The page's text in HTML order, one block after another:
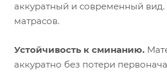
аккуратный и современный
матрасов.
Устойчивость к сминанию.
аккуратно без потери